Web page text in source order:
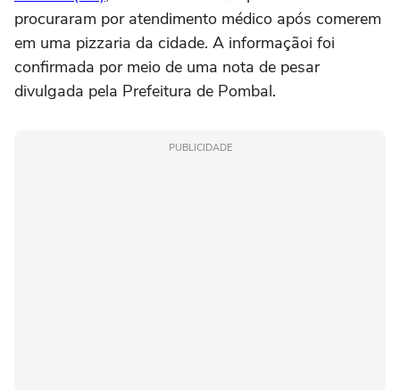
procuraram por atendimento médico após comerem
em uma pizzaria da cidade. A informaçãoi foi
confirmada por meio de uma nota de pesar
divulgada pela Prefeitura de Pombal.
PUBLICIDADE